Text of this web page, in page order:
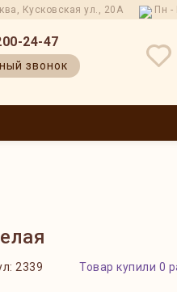
Кусковская ул., 20А Пн -
24-47
звонок
2339 Товар купили 0